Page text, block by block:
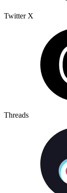
Twitter X
Threads